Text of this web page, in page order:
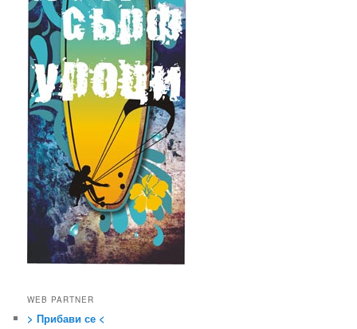
WEB PARTNER
> Прибави се <